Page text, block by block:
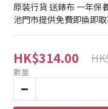
原裝行貨 送錶布 一年保
池門市提供免費即換即
HK$314.00
數量